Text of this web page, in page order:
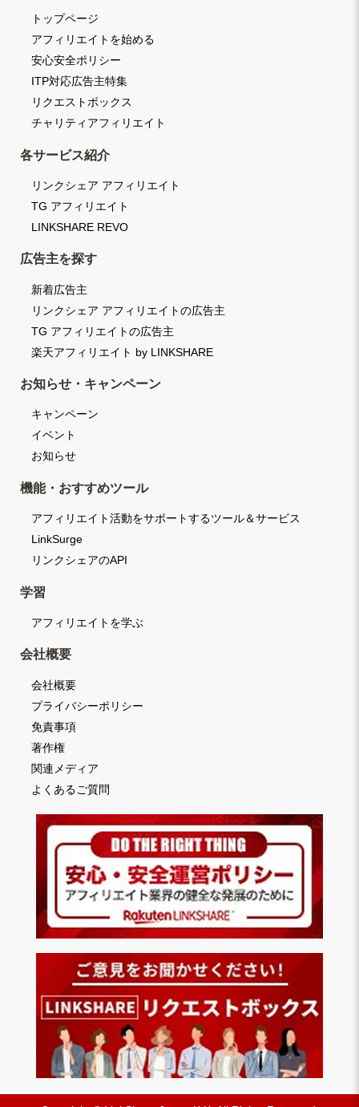
トップページ
アフィリエイトを始める
安心安全ポリシー
ITP対応広告主特集
リクエストボックス
チャリティアフィリエイト
各サービス紹介
リンクシェア アフィリエイト
TG アフィリエイト
LINKSHARE REVO
広告主を探す
新着広告主
リンクシェア アフィリエイトの広告主
TG アフィリエイトの広告主
楽天アフィリエイト by LINKSHARE
お知らせ・キャンペーン
キャンペーン
イベント
お知らせ
機能・おすすめツール
アフィリエイト活動をサポートするツール＆サービス
LinkSurge
リンクシェアのAPI
学習
アフィリエイトを学ぶ
会社概要
会社概要
プライバシーポリシー
免責事項
著作権
関連メディア
よくあるご質問